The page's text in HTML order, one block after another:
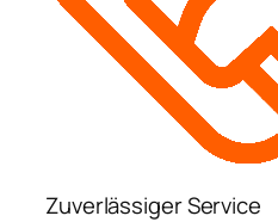
Zuverlässiger Service